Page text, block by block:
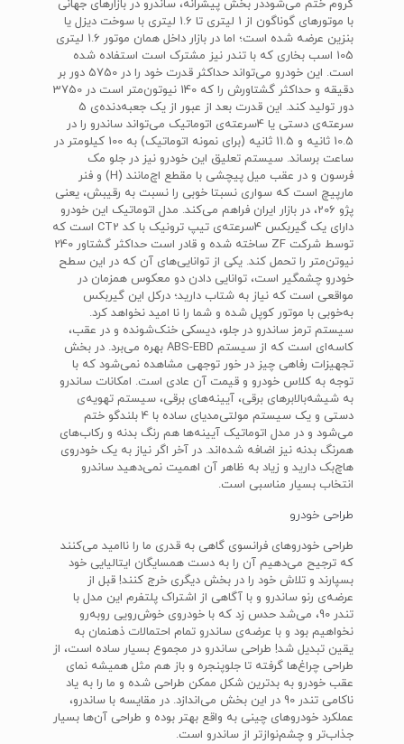
کروم ختم می‌شوددر بخش پیشرانه، ساندرو در بازارهای جهانی
با موتورهای گوناگون از 1 لیتری تا 1.6 لیتری با سوخت دیزل یا
بنزین عرضه شده است؛ اما در بازار داخل همان موتور 1.6 لیتری
105 اسب بخاری که با تندر نیز مشترک است استفاده شده
است. این خودرو می‌تواند حداکثر قدرت خود را در 5750 دور بر
دقیقه و حداکثر گشتاورش را که 140 نیوتون‌متر است در 3750
دور تولید کند. این قدرت بعد از عبور از یک جعبه‌دنده‌ی 5
سرعته‌ی دستی یا 4سرعته‌ی اتوماتیک می‌تواند ساندرو را در
10.5 ثانیه و 11.5 ثانیه (برای نمونه اتوماتیک) به 100 کیلومتر در
ساعت برساند. سیستم تعلیق این خودرو نیز در جلو مک
فرسون و در عقب میل پیچشی با مقطع اچ‌مانند (H) و فنر
مارپیچ است که سواری نسبتا خوبی را نسبت به رقیبش، یعنی
پژو 206، در بازار ایران فراهم می‌کند. مدل اتوماتیک این خودرو
دارای یک گیربکس 4سرعته‌ی تیپ ترونیک با کد CT2 است که
توسط شرکت ZF ساخته شده و قادر است حداکثر گشتاور 240
نیوتن‌متر را تحمل کند. یکی از توانایی‌های آن که در این سطح
خودرو چشمگیر است، توانایی دادن دو معکوس همزمان در
مواقعی است که نیاز به شتاب دارید؛ درکل این گیربکس
به‌خوبی با موتور کوپل شده و شما را نا امید نخواهد کرد.
سیستم ترمز ساندرو در جلو، دیسکی خنک‌شونده و در عقب،
کاسه‌ای است که از سیستم ABS-EBD بهره می‌برد. در بخش
تجهیزات رفاهی چیز در خور توجهی مشاهده نمی‌شود که با
توجه به کلاس خودرو و قیمت آن عادی است. امکانات ساندرو
به شیشه‌بالابرهای برقی، آیینه‌های برقی، سیستم تهویه‌ی
دستی و یک سیستم مولتی‌مدیای ساده با 4 بلندگو ختم
می‌شود و در مدل اتوماتیک آیینه‌ها هم رنگ بدنه و رکاب‌های
همرنگ بدنه نیز اضافه شده‌اند. در آخر اگر نیاز به یک خودروی
هاچ‌بک دارید و زیاد به ظاهر آن اهمیت نمی‌دهید ساندرو
انتخاب بسیار مناسبی است.
طراحی خودرو
طراحی خودروهای فرانسوی گاهی به قدری ما را ناامید می‌کنند
که ترجیح می‌دهیم آن را به دست همسایگان ایتالیایی خود
بسپارند و تلاش خود را در بخش دیگری خرج کنند! قبل از
عرضه‌ی رنو ساندرو و با آگاهی از اشتراک پلتفرم این مدل با
تندر 90، می‌شد حدس زد که با خودروی خوش‌رویی روبه‌رو
نخواهیم بود و با عرضه‌ی ساندرو تمام احتمالات ذهنمان به
یقین تبدیل شد! طراحی ساندرو در مجموع بسیار ساده است، از
طراحی چراغ‌ها گرفته تا جلوپنجره و باز هم مثل همیشه نمای
عقب خودرو به بدترین شکل ممکن طراحی شده و ما را به یاد
ناکامی تندر 90 در این بخش می‌اندازد. در مقایسه با ساندرو،
عملکرد خودروهای چینی به واقع بهتر بوده و طراحی آن‌ها بسیار
جذاب‌تر و چشم‌نوازتر از ساندرو است.